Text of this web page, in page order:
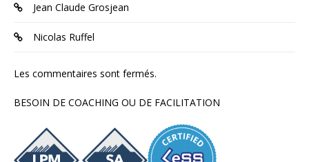
Jean Claude Grosjean
Nicolas Ruffel
Les commentaires sont fermés.
BESOIN DE COACHING OU DE FACILITATION